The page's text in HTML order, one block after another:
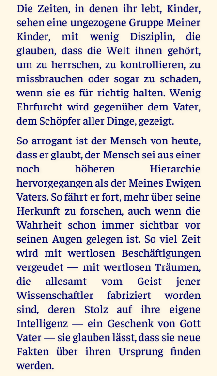
Die Zeiten, in denen ihr lebt, Kinder,
sehen eine ungezogene Gruppe Meiner
Kinder, mit wenig Disziplin, die
glauben, dass die Welt ihnen gehört,
um zu herrschen, zu kontrollieren, zu
missbrauchen oder sogar zu schaden,
wenn sie es für richtig halten. Wenig
Ehrfurcht wird gegenüber dem Vater,
dem Schöpfer aller Dinge, gezeigt.
So arrogant ist der Mensch von heute,
dass er glaubt, der Mensch sei aus einer
noch höheren Hierarchie
hervorgegangen als der Meines Ewigen
Vaters. So fährt er fort, mehr über seine
Herkunft zu forschen, auch wenn die
Wahrheit schon immer sichtbar vor
seinen Augen gelegen ist. So viel Zeit
wird mit wertlosen Beschäftigungen
vergeudet — mit wertlosen Träumen,
die allesamt vom Geist jener
Wissenschaftler fabriziert worden
sind, deren Stolz auf ihre eigene
Intelligenz — ein Geschenk von Gott
Vater — sie glauben lässt, dass sie neue
Fakten über ihren Ursprung finden
werden.